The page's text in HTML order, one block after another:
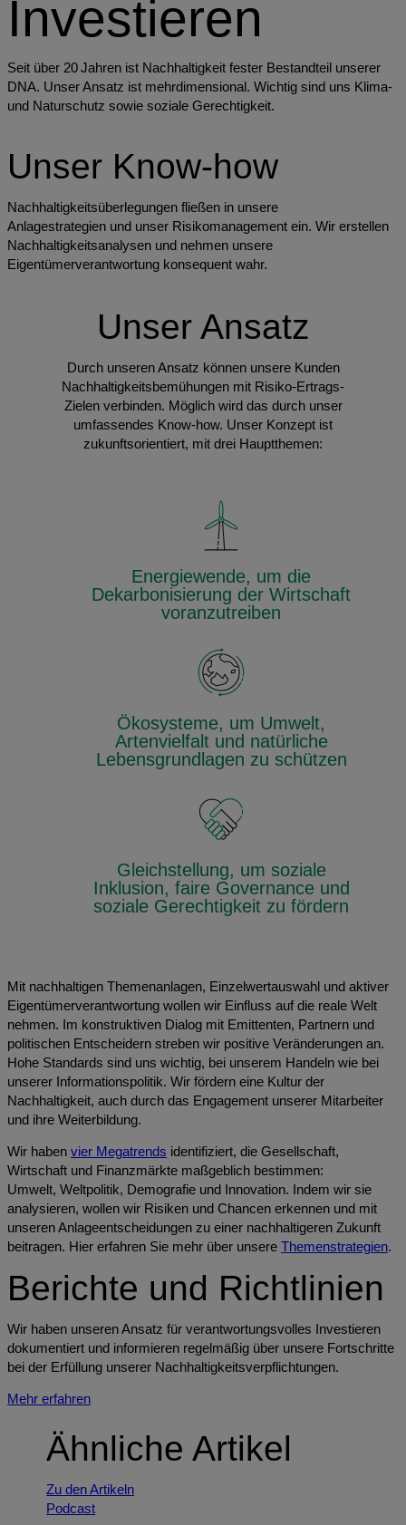
Investieren
Seit über 20 Jahren ist Nachhaltigkeit fester Bestandteil unserer
DNA. Unser Ansatz ist mehrdimensional. Wichtig sind uns Klima-
und Naturschutz sowie soziale Gerechtigkeit.
Unser Know-how
Nachhaltigkeitsüberlegungen fließen in unsere
Anlagestrategien und unser Risikomanagement ein. Wir erstellen
Nachhaltigkeitsanalysen und nehmen unsere
Eigentümerverantwortung konsequent wahr.
Unser Ansatz
Durch unseren Ansatz können unsere Kunden
Nachhaltigkeitsbemühungen mit Risiko-Ertrags-
Zielen verbinden. Möglich wird das durch unser
umfassendes Know-how. Unser Konzept ist
zukunftsorientiert, mit drei Hauptthemen:
Energiewende, um die
Dekarbonisierung der Wirtschaft
voranzutreiben
Ökosysteme, um Umwelt,
Artenvielfalt und natürliche
Lebensgrundlagen zu schützen
Gleichstellung, um soziale
Inklusion, faire Governance und
soziale Gerechtigkeit zu fördern
Mit nachhaltigen Themenanlagen, Einzelwertauswahl und aktiver
Eigentümerverantwortung wollen wir Einfluss auf die reale Welt
nehmen. Im konstruktiven Dialog mit Emittenten, Partnern und
politischen Entscheidern streben wir positive Veränderungen an.
Hohe Standards sind uns wichtig, bei unserem Handeln wie bei
unserer Informationspolitik. Wir fördern eine Kultur der
Nachhaltigkeit, auch durch das Engagement unserer Mitarbeiter
und ihre Weiterbildung.
Wir haben vier Megatrends identifiziert, die Gesellschaft,
Wirtschaft und Finanzmärkte maßgeblich bestimmen:
Umwelt, Weltpolitik, Demografie und Innovation. Indem wir sie
analysieren, wollen wir Risiken und Chancen erkennen und mit
unseren Anlageentscheidungen zu einer nachhaltigeren Zukunft
beitragen. Hier erfahren Sie mehr über unsere Themenstrategien.
Berichte und Richtlinien
Wir haben unseren Ansatz für verantwortungsvolles Investieren
dokumentiert und informieren regelmäßig über unsere Fortschritte
bei der Erfüllung unserer Nachhaltigkeitsverpflichtungen.
Mehr erfahren
Ähnliche Artikel
Zu den Artikeln
Podcast